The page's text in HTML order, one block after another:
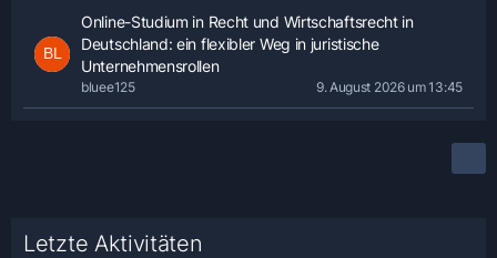
Online-Studium in Recht und Wirtschaftsrecht in
Deutschland: ein flexibler Weg in juristische
Unternehmensrollen
bluee125 9. August 2026 um 13:45
Letzte Aktivitäten